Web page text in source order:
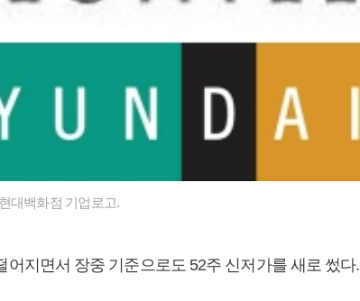
대백화점 기업로고.
어지면서 장중 기준으로도 52주 신저가를 새로 썼다.